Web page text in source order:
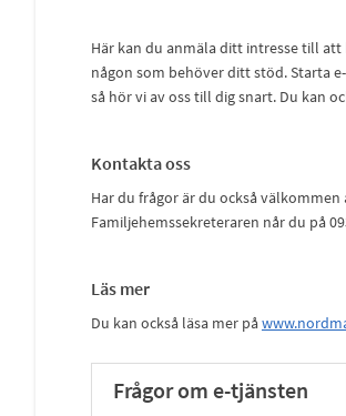
Här kan du anmäla ditt intresse till
någon som behöver ditt stöd. Starta
så hör vi av oss till dig snart. Du kan
Kontakta oss
Har du frågor är du också
Familjehemssekreteraren når du på
Läs mer
Du kan också läsa mer på
Frågor om e-tjänsten